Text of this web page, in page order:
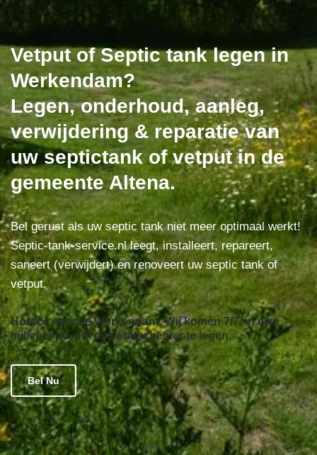
Vetput of Septic tank legen in
Werkendam?
Legen, onderhoud, aanleg,
verwijdering & reparatie van
uw septictank of vetput in de
gemeente Altena.
Bel gerust als uw septic tank niet meer optimaal werkt!
Septic-tank-service.nl leegt, installeert, repareert,
saneert (verwijdert) en renoveert uw septic tank of
vetput.
Horeca service Werkendam: Wij komen 7/7, in elke
milieuzone, om de vetafscheider te legen.
Bel Nu